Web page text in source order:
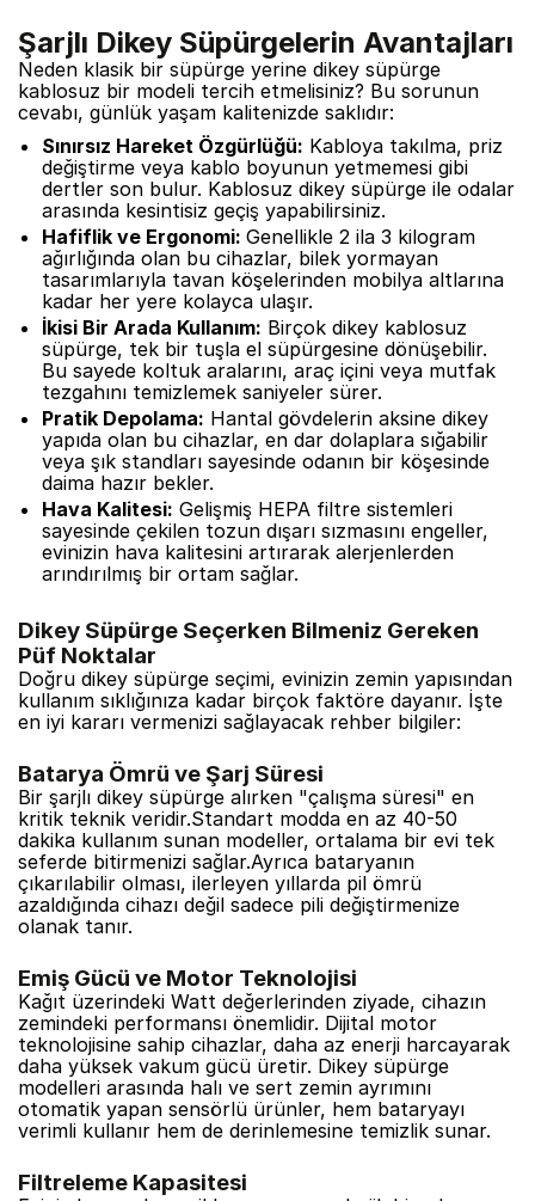
Şarjlı Dikey Süpürgelerin Avantajları
Neden klasik bir süpürge yerine dikey süpürge
kablosuz bir modeli tercih etmelisiniz? Bu sorunun
cevabı, günlük yaşam kalitenizde saklıdır:
Sınırsız Hareket Özgürlüğü: Kabloya takılma, priz
değiştirme veya kablo boyunun yetmemesi gibi
dertler son bulur. Kablosuz dikey süpürge ile odalar
arasında kesintisiz geçiş yapabilirsiniz.
Hafiflik ve Ergonomi: Genellikle 2 ila 3 kilogram
ağırlığında olan bu cihazlar, bilek yormayan
tasarımlarıyla tavan köşelerinden mobilya altlarına
kadar her yere kolayca ulaşır.
İkisi Bir Arada Kullanım: Birçok dikey kablosuz
süpürge, tek bir tuşla el süpürgesine dönüşebilir.
Bu sayede koltuk aralarını, araç içini veya mutfak
tezgahını temizlemek saniyeler sürer.
Pratik Depolama: Hantal gövdelerin aksine dikey
yapıda olan bu cihazlar, en dar dolaplara sığabilir
veya şık standları sayesinde odanın bir köşesinde
daima hazır bekler.
Hava Kalitesi: Gelişmiş HEPA filtre sistemleri
sayesinde çekilen tozun dışarı sızmasını engeller,
evinizin hava kalitesini artırarak alerjenlerden
arındırılmış bir ortam sağlar.
Dikey Süpürge Seçerken Bilmeniz Gereken
Püf Noktalar
Doğru dikey süpürge seçimi, evinizin zemin yapısından
kullanım sıklığınıza kadar birçok faktöre dayanır. İşte
en iyi kararı vermenizi sağlayacak rehber bilgiler:
Batarya Ömrü ve Şarj Süresi
Bir şarjlı dikey süpürge alırken "çalışma süresi" en
kritik teknik veridir.Standart modda en az 40-50
dakika kullanım sunan modeller, ortalama bir evi tek
seferde bitirmenizi sağlar.Ayrıca bataryanın
çıkarılabilir olması, ilerleyen yıllarda pil ömrü
azaldığında cihazı değil sadece pili değiştirmenize
olanak tanır.
Emiş Gücü ve Motor Teknolojisi
Kağıt üzerindeki Watt değerlerinden ziyade, cihazın
zemindeki performansı önemlidir. Dijital motor
teknolojisine sahip cihazlar, daha az enerji harcayarak
daha yüksek vakum gücü üretir. Dikey süpürge
modelleri arasında halı ve sert zemin ayrımını
otomatik yapan sensörlü ürünler, hem bataryayı
verimli kullanır hem de derinlemesine temizlik sunar.
Filtreleme Kapasitesi